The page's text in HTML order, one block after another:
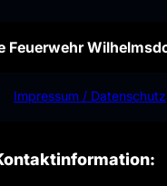
Feuerwehr
Impressum / Datenschutz